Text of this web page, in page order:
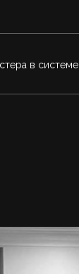
в системе